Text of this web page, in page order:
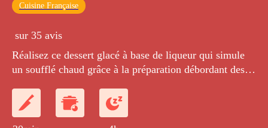
Cuisine Française
sur 35 avis
Réalisez ce dessert glacé à base de liqueur qui simule
un soufflé chaud grâce à la préparation débordant des